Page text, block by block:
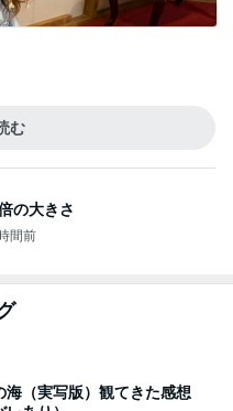
とりごと】キャストの質が…
！
リーオフィシャルブログ
らり〜
ディズニー日記
でもプレゼン！